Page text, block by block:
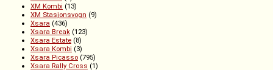
XM Kombi (13)
XM Stasjonsvogn (9)
Xsara (436)
Xsara Break (123)
Xsara Estate (8)
Xsara Kombi (3)
Xsara Picasso (795)
Xsara Rally Cross (1)